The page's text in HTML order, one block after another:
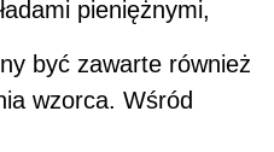
pieniężnymi,
być zawarte również
wzorca. Wśród